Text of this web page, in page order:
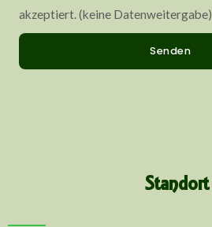
akzeptiert. (keine Datenweitergabe)
Senden
Standort